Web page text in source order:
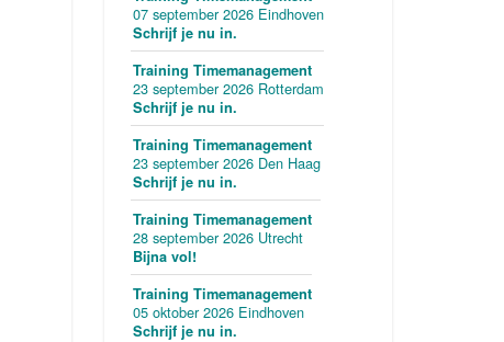
07 september 2026 Eindhoven
Schrijf je nu in.
Training Timemanagement
23 september 2026 Rotterdam
Schrijf je nu in.
Training Timemanagement
23 september 2026 Den Haag
Schrijf je nu in.
Training Timemanagement
28 september 2026 Utrecht
Bijna vol!
Training Timemanagement
05 oktober 2026 Eindhoven
Schrijf je nu in.